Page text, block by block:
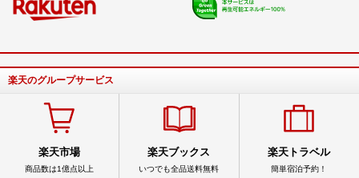
楽天のグループサービス
楽天市場
商品数は1億点以上
楽天ブックス
いつでも全品送料無料
楽天トラベル
簡単宿泊予約！